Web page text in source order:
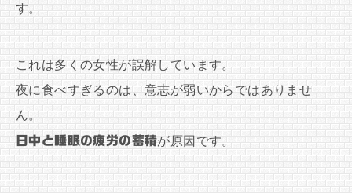
す。
これは多くの女性が誤解しています。
夜に食べすぎるのは、意志が弱いからではありませ
ん。
日中と睡眠の疲労の蓄積が原因です。